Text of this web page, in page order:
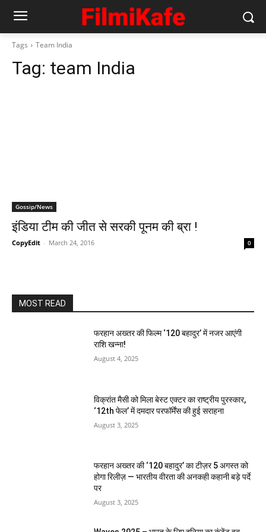
Tags Team India
Tag: team India
Gossip/News
इंडिया टीम की जीत से सरकी पूनम की ब्रा !
CopyEdit - March 24, 2016 0
MOST READ
फरहान अख्तर की फिल्म ‘120 बहादुर’ में नजर आएंगी
राशि खन्ना!
August 4, 2025
विक्रांत मैसी को मिला बेस्ट एक्टर का राष्ट्रीय पुरस्कार,
‘12th फेल’ में दमदार परफॉर्मेंस की हुई सराहना
August 3, 2025
फरहान अख्तर की ‘120 बहादुर’ का टीज़र 5 अगस्त को
होगा रिलीज़ — भारतीय वीरता की अनकही कहानी बड़े पर्दे
पर
August 3, 2025